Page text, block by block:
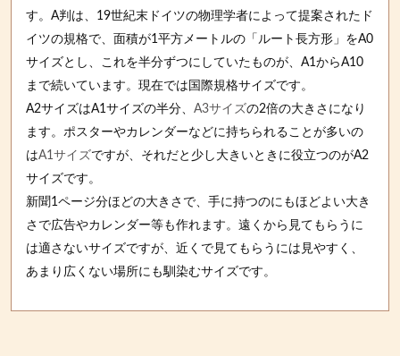
す。A判は、19世紀末ドイツの物理学者によって提案されたド
イツの規格で、面積が1平方メートルの「ルート長方形」をA0
サイズとし、これを半分ずつにしていたものが、A1からA10
まで続いています。現在では国際規格サイズです。
A2サイズはA1サイズの半分、A3サイズの2倍の大きさになり
ます。ポスターやカレンダーなどに持ちられることが多いの
はA1サイズですが、それだと少し大きいときに役立つのがA2
サイズです。
新聞1ページ分ほどの大きさで、手に持つのにもほどよい大き
さで広告やカレンダー等も作れます。遠くから見てもらうに
は適さないサイズですが、近くで見てもらうには見やすく、
あまり広くない場所にも馴染むサイズです。